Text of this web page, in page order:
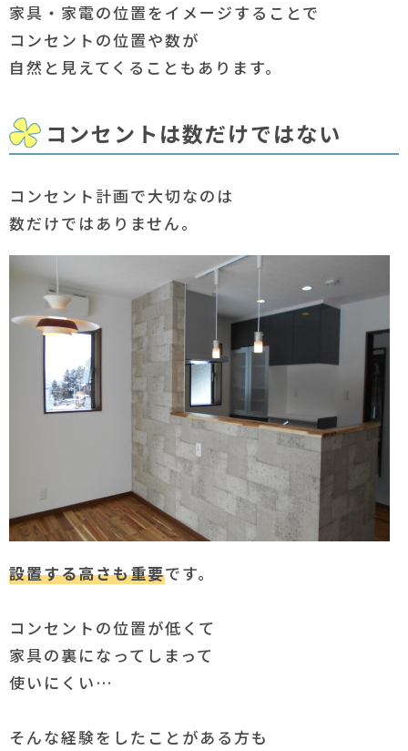
家具・家電の位置をイメージすることで
コンセントの位置や数が
自然と見えてくることもあります。
コンセントは数だけではない
コンセント計画で大切なのは
数だけではありません。
設置する高さも重要です。
コンセントの位置が低くて
家具の裏になってしまって
使いにくい…
そんな経験をしたことがある方も